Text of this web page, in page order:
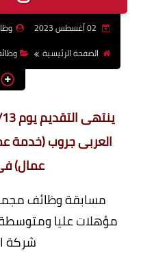
الصفحة الرئيسية
العربى جروب (خدمة
عمال) فى 14
مسابقة وظائف
مؤهلات عليا
شركة